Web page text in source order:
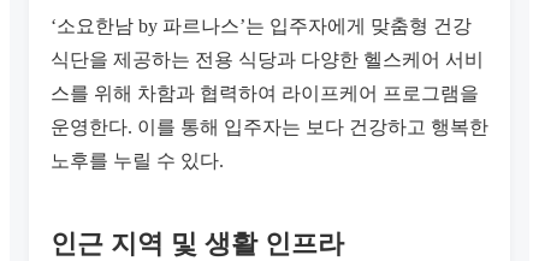
‘소요한남 by 파르나스’는 입주자에게 맞춤형 건강
식단을 제공하는 전용 식당과 다양한 헬스케어 서비
스를 위해 차함과 협력하여 라이프케어 프로그램을
운영한다. 이를 통해 입주자는 보다 건강하고 행복한
노후를 누릴 수 있다.
인근 지역 및 생활 인프라